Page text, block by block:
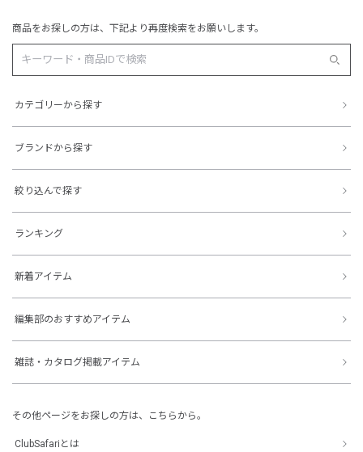
商品をお探しの方は、下記より再度検索をお願いします。
カテゴリーから探す
ブランドから探す
絞り込んで探す
ランキング
新着アイテム
編集部のおすすめアイテム
雑誌・カタログ掲載アイテム
その他ページをお探しの方は、こちらから。
ClubSafariとは